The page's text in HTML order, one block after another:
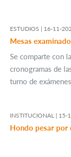
ESTUDIOS | 16-11-
Mesas
Se comparte con
cronogramas de
turno de
INSTITUCIONAL | 15-
Hondo pesar por